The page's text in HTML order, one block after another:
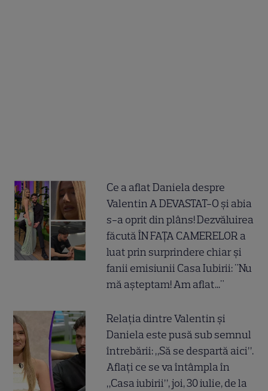
Ce a aflat Daniela despre
Valentin A DEVASTAT-O și abia
s-a oprit din plâns! Dezvăluirea
făcută ÎN FAȚA CAMERELOR a
luat prin surprindere chiar și
fanii emisiunii Casa Iubirii: "Nu
mă așteptam! Am aflat..."
Relația dintre Valentin și
Daniela este pusă sub semnul
întrebării: „Să se despartă aici”.
Aflați ce se va întâmpla în
„Casa iubirii”, joi, 30 iulie, de la